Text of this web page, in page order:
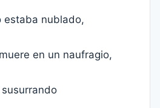
estaba nublado,
en un naufragio,